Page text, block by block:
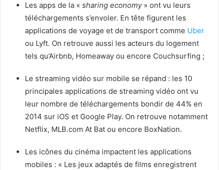
Les apps de la « sharing economy» ont vu leurs
téléchargements s’envoler. En tête figurent les
applications de voyage et de transport comme Uber
ou Lyft. On retrouve aussi les acteurs du logement
tels qu’Airbnb, Homeaway ou encore Couchsurfing ;
Le streaming vidéo sur mobile se répand : les 10
principales applications de streaming vidéo ont vu
leur nombre de téléchargements bondir de 44% en
2014 sur iOS et Google Play. On retrouve notamment
Netflix, MLB.com At Bat ou encore BoxNation.
Les icônes du cinéma impactent les applications
mobiles : « Les jeux adaptés de films enregistrent